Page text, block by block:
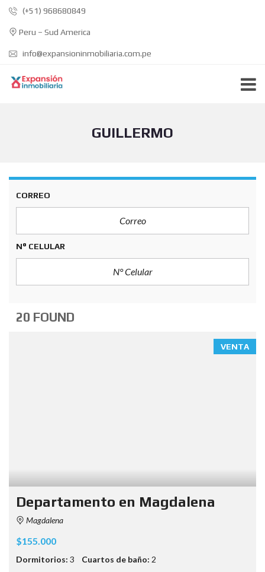
(+51) 968680849
Peru – Sud America
info@expansioninmobiliaria.com.pe
GUILLERMO
CORREO
N° CELULAR
20 FOUND
VENTA
Departamento en Magdalena
Magdalena
$155.000
Dormitorios: 3 Cuartos de baño: 2